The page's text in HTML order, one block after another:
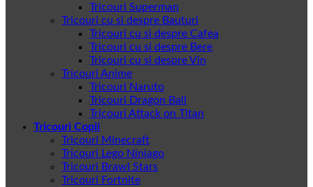
Tricouri Superman
Tricouri cu si despre Bauturi
Tricouri cu si despre Cafea
Tricouri cu si despre Bere
Tricouri cu si despre Vin
Tricouri Anime
Tricouri Naruto
Tricouri Dragon Ball
Tricouri Attack on Titan
Tricouri Copii
Tricouri Minecraft
Tricouri Lego Ninjago
Tricouri Brawl Stars
Tricouri Fortnite